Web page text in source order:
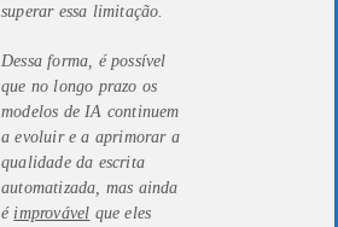
superar essa limitação.
Dessa forma, é possível
que no longo prazo os
modelos de IA continuem
a evoluir e a aprimorar a
qualidade da escrita
automatizada, mas ainda
é improvável que eles